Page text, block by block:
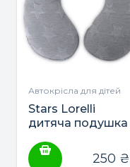
Автокрісла для дітей
Stars Lorelli
дитяча подушка
подорожей250 ₴